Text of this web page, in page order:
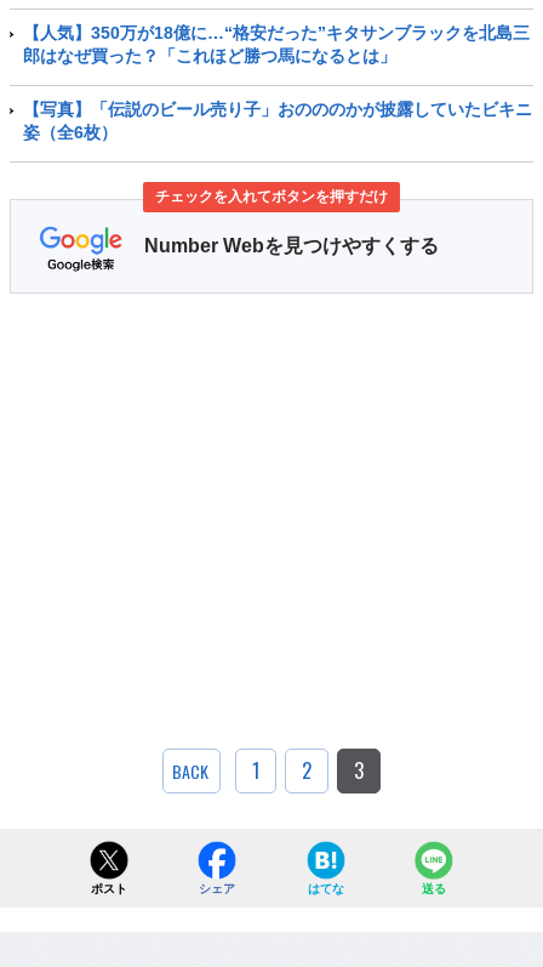
【人気】350万が18億に…“格安だった”キタサンブラックを北島三
郎はなぜ買った？「これほど勝つ馬になるとは」
【写真】「伝説のビール売り子」おのののかが披露していたビキニ
姿（全6枚）
チェックを入れてボタンを押すだけ
Number Webを見つけやすくする
BACK 1 2 3
ポスト シェア はてな 送る